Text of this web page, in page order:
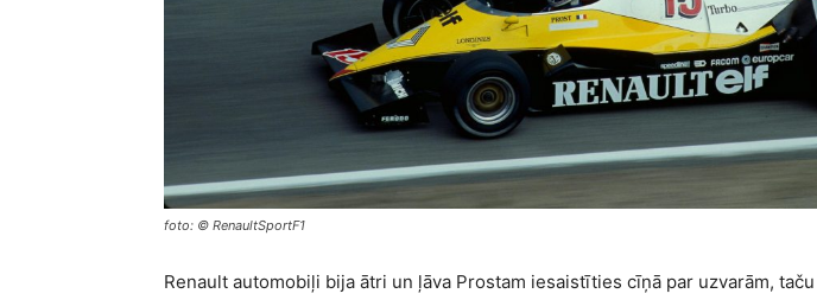
foto: © RenaultSportF1
Renault automobiļi bija ātri un ļāva Prostam iesaistīties cīņā par uzvarām,